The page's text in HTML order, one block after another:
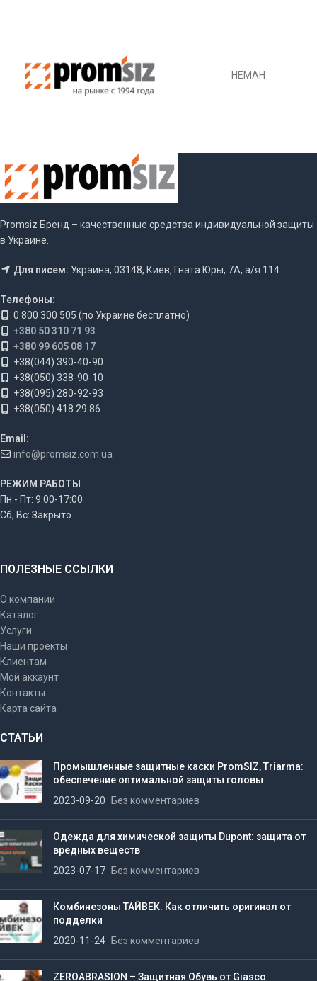
НЕМАН
Promsiz Бренд – качественные средства индивидуальной защиты
в Украине.
Для писем: Украина, 03148, Киев, Гната Юры, 7А, а/я 114
Телефоны:
0 800 300 505 (по Украине бесплатно)
+380 50 310 71 93
+380 99 605 08 17
+38(044) 390-40-90
+38(050) 338-90-10
+38(095) 280-92-93
+38(050) 418 29 86
Email:
info@promsiz.com.ua
РЕЖИМ РАБОТЫ
Пн - Пт: 9:00-17:00
Сб, Вс: Закрыто
ПОЛЕЗНЫЕ ССЫЛКИ
О компании
Каталог
Услуги
Наши проекты
Клиентам
Мой аккаунт
Контакты
Карта сайта
СТАТЬИ
Промышленные защитные каски PromSIZ, Triarma:
обеспечение оптимальной защиты головы
2023-09-20
Без комментариев
Одежда для химической защиты Dupont: защита от
вредных веществ
2023-07-17
Без комментариев
Комбинезоны ТАЙВЕК. Как отличить оригинал от
подделки
2020-11-24
Без комментариев
ZEROABRASION – Защитная Обувь от Giasco